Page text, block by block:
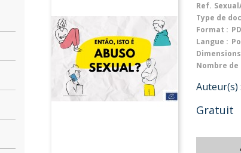
Ref.
Type de
Format :
Langue :
Nombre de
Auteur(s) :
Gratuit